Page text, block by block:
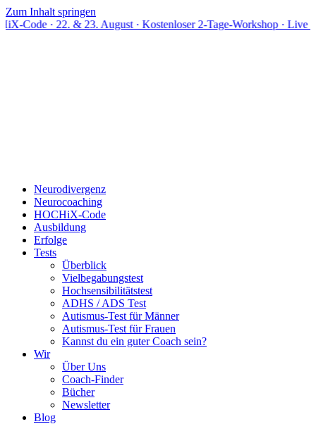
Zum Inhalt springen
22. & 23. August · Kostenloser 2-Tage-Workshop · Live online
Neurodivergenz
Neurocoaching
HOCHiX-Code
Ausbildung
Erfolge
Tests
Überblick
Vielbegabungstest
Hochsensibilitätstest
ADHS / ADS Test
Autismus-Test für Männer
Autismus-Test für Frauen
Kannst du ein guter Coach sein?
Wir
Über Uns
Coach-Finder
Bücher
Newsletter
Blog